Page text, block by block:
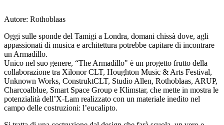
Autore: Rothoblaas
Oggi sulle sponde del Tamigi a Londra, domani chissà dove, agli
appassionati di musica e architettura potrebbe capitare di incontrare
un Armadillo.
Unico nel suo genere, “The Armadillo" è un progetto frutto della
collaborazione tra Xilonor CLT, Houghton Music & Arts Festival,
Unknown Works, ConstruktCLT, Studio Allen, Rothoblaas, ARUP,
Charcoalblue, Smart Space Group e Klimstar, che mette in mostra le
potenzialità dell’X-Lam realizzato con un materiale inedito nel
campo delle costruzioni: l’eucalipto.